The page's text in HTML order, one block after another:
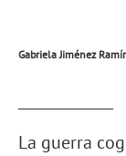
Gabriela Jiménez
La guerra